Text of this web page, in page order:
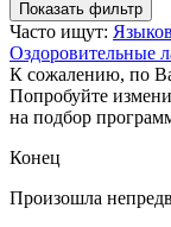
Показать фильтр
Часто ищут:
Оздоровительные
К сожалению, по
Попробуйте
на подбор
Конец
Произошла